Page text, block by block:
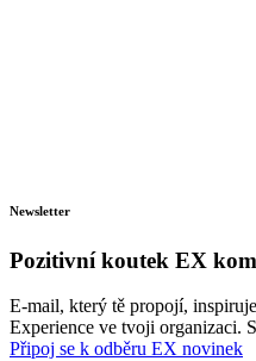
Newsletter
Pozitivní koutek EX
E-mail, který tě propojí,
Experience ve tvoji organizaci.
Připoj se k odběru EX novinek